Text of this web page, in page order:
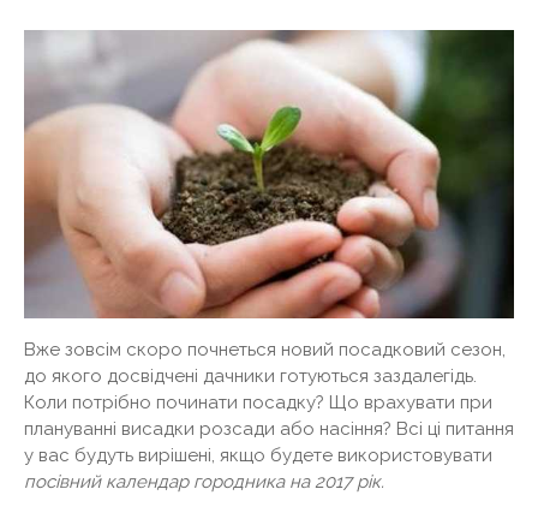
Вже зовсім скоро почнеться новий посадковий сезон,
до якого досвідчені дачники готуються заздалегідь.
Коли потрібно починати посадку? Що врахувати при
плануванні висадки розсади або насіння? Всі ці питання
у вас будуть вирішені, якщо будете використовувати
посівний календар городника на 2017 рік.